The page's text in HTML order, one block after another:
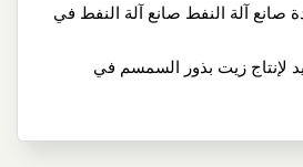
صانع آلة النفط صانع آلة النفط في
لإنتاج زيت بذور السمسم في